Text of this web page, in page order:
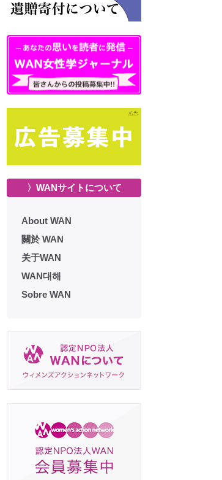
〉WANサイトについて
About WAN
關於 WAN
关于WAN
WAN대해
Sobre WAN